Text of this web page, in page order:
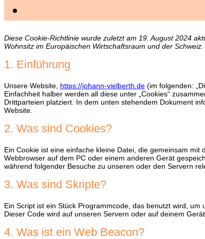
Diese Cookie-Richtlinie wurde zuletzt am 19. August 2024
Wohnsitz im Europäischen Wirtschaftsraum und der Schweiz.
1. Einführung
Unsere Website, https://johann-vielberth.de (im folgenden:
Einfachheit halber werden all diese unter „Cookies“
Drittparteien platziert. In dem unten stehendem Dokument
Website.
2. Was sind Cookies?
Ein Cookie ist eine einfache kleine Datei, die gemeinsam
Webbrowser auf dem PC oder einem anderen Gerät
während folgender Besuche zu unseren oder den Servern
3. Was sind Skripte?
Ein Script ist ein Stück Programmcode, das benutzt wird,
Dieser Code wird auf unseren Servern oder auf deinem
4. Was ist ein Web Beacon?